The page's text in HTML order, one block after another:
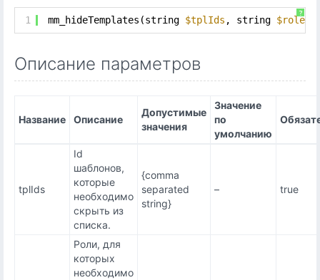
?
1 mm_hideTemplates(string $tplIds , string $roles
Описание параметров
Название Описание
Допустимые
значения
Значение
по
умолчанию
tplIds
Id
шаблонов,
которые
необходимо
скрыть из
списка.
{comma
separated
string}
– true
Роли, для
которых
необходимо